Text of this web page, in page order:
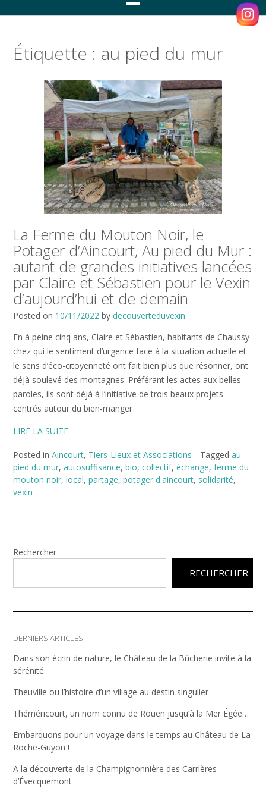
Étiquette : au pied du mur
La Ferme du Mouton Noir, le
Potager d’Aincourt, Au pied du Mur :
autant de grandes initiatives lancées
par Claire et Sébastien pour le Vexin
d’aujourd’hui et de demain
Posted on 10/11/2022 by decouverteduvexin
En à peine cinq ans, Claire et Sébastien, habitants de Chaussy
chez qui le sentiment d’urgence face à la situation actuelle et
le sens d’éco-citoyenneté ont fait bien plus que résonner, ont
déjà soulevé des montagnes. Préférant les actes aux belles
paroles, ils sont déjà à l’initiative de trois beaux projets
centrés autour du bien-manger
LIRE LA SUITE
Posted in Aincourt, Tiers-Lieux et Associations Tagged au
pied du mur, autosuffisance, bio, collectif, échange, ferme du
mouton noir, local, partage, potager d'aincourt, solidarité,
vexin
Rechercher
RECHERCHER
DERNIERS ARTICLES
Dans son écrin de nature, le Château de la Bûcherie invite à la
sérénité
Theuville ou l’histoire d’un village au destin singulier
Théméricourt, un nom connu de Rouen jusqu’à la Mer Égée…
Embarquons pour un voyage dans le temps au Château de La
Roche-Guyon !
A la découverte de la Champignonnière des Carrières
d’Évecquemont